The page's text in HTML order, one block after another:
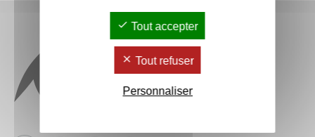
Tout accepter
Tout refuser
Personnaliser